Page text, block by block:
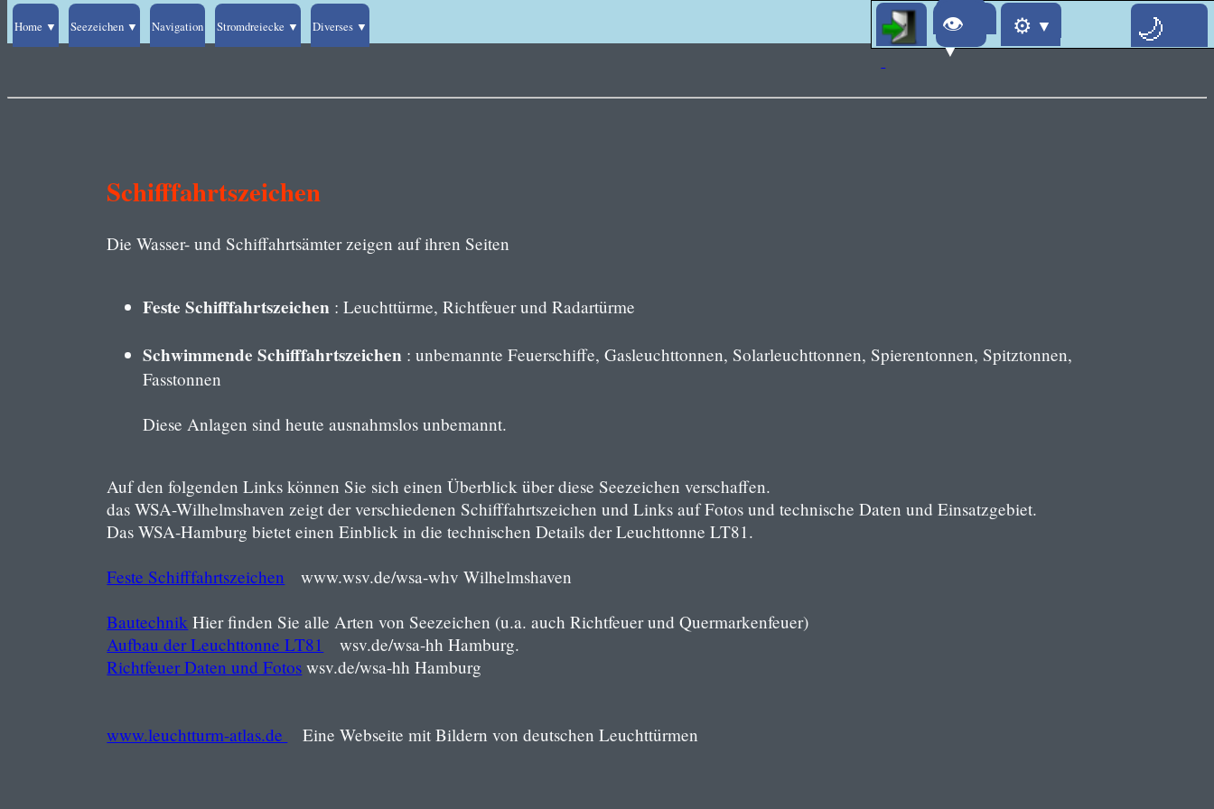
Home ▼ Seezeichen ▼ Navigation Stromdreiecke ▼ Diverses ▼ 👁
▼
⚙ ▼
Schifffahrtszeichen
Die Wasser- und Schiffahrtsämter zeigen auf ihren Seiten
Feste Schifffahrtszeichen : Leuchttürme, Richtfeuer und Radartürme
Schwimmende Schifffahrtszeichen : unbemannte Feuerschiffe, Gasleuchttonnen, Solarleuchttonnen, Spierentonnen, Spitztonnen,
Fasstonnen
Diese Anlagen sind heute ausnahmslos unbemannt.
Auf den folgenden Links können Sie sich einen Überblick über diese Seezeichen verschaffen.
das WSA-Wilhelmshaven zeigt der verschiedenen Schifffahrtszeichen und Links auf Fotos und technische Daten und Einsatzgebiet.
Das WSA-Hamburg bietet einen Einblick in die technischen Details der Leuchttonne LT81.
Feste Schifffahrtszeichen www.wsv.de/wsa-whv Wilhelmshaven
Bautechnik Hier finden Sie alle Arten von Seezeichen (u.a. auch Richtfeuer und Quermarkenfeuer)
Aufbau der Leuchttonne LT81 wsv.de/wsa-hh Hamburg.
Richtfeuer Daten und Fotos wsv.de/wsa-hh Hamburg
www.leuchtturm-atlas.de Eine Webseite mit Bildern von deutschen Leuchttürmen